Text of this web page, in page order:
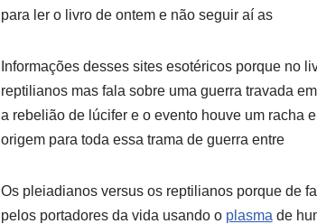
para ler o livro de ontem e não seguir aí as
Informações desses sites esotéricos porque no
reptilianos mas fala sobre uma guerra travada
a rebelião de lúcifer e o evento houve um racha
origem para toda essa trama de guerra entre
Os pleiadianos versus os reptilianos porque de
pelos portadores da vida usando o plasma de